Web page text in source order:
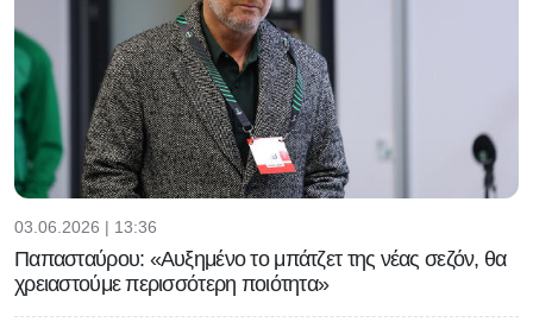
03.06.2026 | 13:36
Παπασταύρου: «Αυξημένο το μπάτζετ της νέας σεζόν, θα
χρειαστούμε περισσότερη ποιότητα»